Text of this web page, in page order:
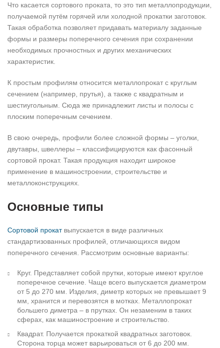
Что касается сортового проката, то это тип металлопродукции,
получаемой путём горячей или холодной прокатки заготовок.
Такая обработка позволяет придавать материалу заданные
формы и размеры поперечного сечения при сохранении
необходимых прочностных и других механических
характеристик.
К простым профилям относится металлопрокат с круглым
сечением (например, прутья), а также с квадратным и
шестиугольным. Сюда же принадлежит листы и полосы с
плоским поперечным сечением.
В свою очередь, профили более сложной формы – уголки,
двутавры, швеллеры – классифицируются как фасонный
сортовой прокат. Такая продукция находит широкое
применение в машиностроении, строительстве и
металлоконструкциях.
Основные типы
Сортовой прокатвыпускается в виде различных
стандартизованных профилей, отличающихся видом
поперечного сечения. Рассмотрим основные варианты:
Круг. Представляет собой прутки, которые имеют круглое
поперечное сечение. Чаще всего выпускается диаметром
от 5 до 270 мм. Изделия, диметр которых не превышает 9
мм, хранится и перевозятся в мотках. Металлопрокат
большего диметра – в прутках. Он незаменим в таких
сферах, как машиностроение и строительство.
Квадрат. Получается прокаткой квадратных заготовок.
Сторона торца может варьироваться от 6 до 200 мм.